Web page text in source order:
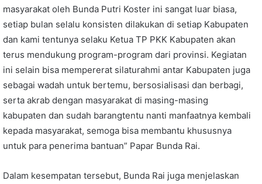
masyarakat oleh Bunda Putri Koster ini sangat luar biasa,
setiap bulan selalu konsisten dilakukan di setiap Kabupaten
dan kami tentunya selaku Ketua TP PKK Kabupaten akan
terus mendukung program-program dari provinsi. Kegiatan
ini selain bisa mempererat silaturahmi antar Kabupaten juga
sebagai wadah untuk bertemu, bersosialisasi dan berbagi,
serta akrab dengan masyarakat di masing-masing
kabupaten dan sudah barangtentu nanti manfaatnya kembali
kepada masyarakat, semoga bisa membantu khususnya
untuk para penerima bantuan” Papar Bunda Rai.
Dalam kesempatan tersebut, Bunda Rai juga menjelaskan